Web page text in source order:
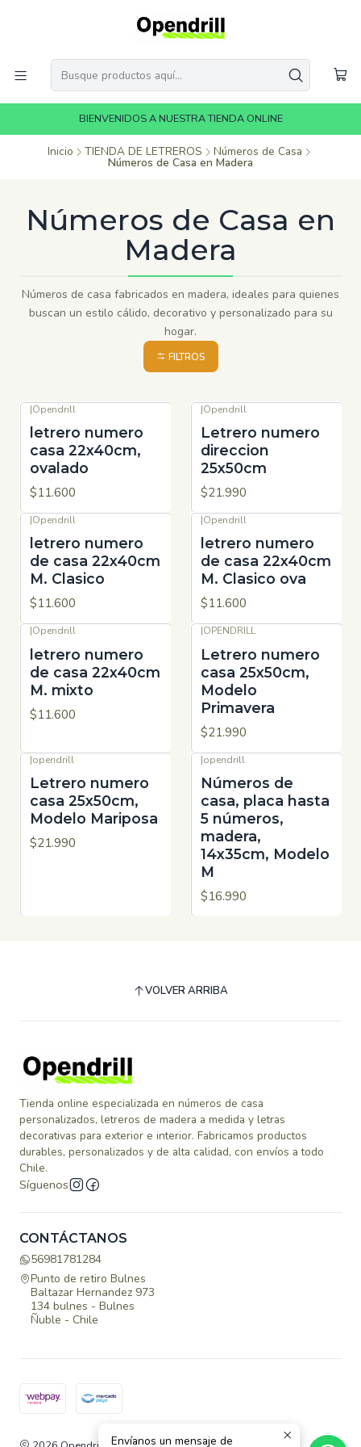
BIENVENIDOS A NUESTRA TIENDA ONLINE
Inicio TIENDA DE LETREROS Números de Casa
Números de Casa en Madera
Números de Casa en
Madera
Números de casa fabricados en madera, ideales para quienes
buscan un estilo cálido, decorativo y personalizado para su
hogar.
FILTROS
|Opendrill
letrero numero
casa 22x40cm,
ovalado
$11.600
|Opendrill
Letrero numero
direccion
25x50cm
$21.990
|Opendrill
letrero numero
de casa 22x40cm
M. Clasico
$11.600
|Opendrill
letrero numero
de casa 22x40cm
M. Clasico ova
$11.600
|Opendrill
letrero numero
de casa 22x40cm
M. mixto
$11.600
|OPENDRILL
Letrero numero
casa 25x50cm,
Modelo
Primavera
$21.990
|opendrill
Letrero numero
casa 25x50cm,
Modelo Mariposa
$21.990
|opendrill
Números de
casa, placa hasta
5 números,
madera,
14x35cm, Modelo
M
$16.990
VOLVER ARRIBA
Tienda online especializada en números de casa
personalizados, letreros de madera a medida y letras
decorativas para exterior e interior. Fabricamos productos
durables, personalizados y de alta calidad, con envíos a todo
Chile.
Síguenos
CONTÁCTANOS
56981781284
Punto de retiro Bulnes
Baltazar Hernandez 973
134 bulnes - Bulnes
Ñuble - Chile
Envíanos un mensaje de